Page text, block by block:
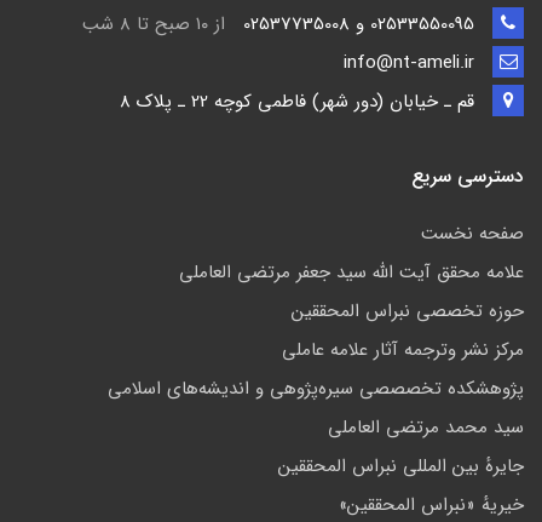
از ۱۰ صبح تا ۸ شب
قم ـ خيابان (دور شهر) فاطمي كوچه 22 ـ پلاک 8
دسترسی سریع
صفحه نخست
علامه محقق آیت الله سید جعفر مرتضی العاملی
حوزه تخصصی نبراس المحققین
مركز نشر وترجمه آثار علامه عاملی
پژوهشكده تخصصصى سیره‌پژوهی و اندیشه‌های اسلامی
سید محمد مرتضی العاملی
جايرهٔ بین المللی نبراس المحققین
خيريهٔ «نبراس المحققين»